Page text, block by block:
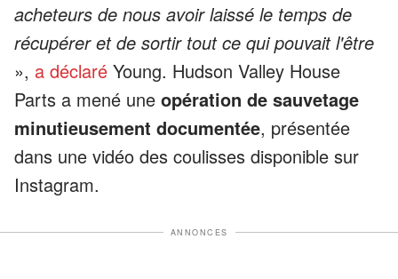
acheteurs de nous avoir laissé le temps de
récupérer et de sortir tout ce qui pouvait l'être
», a déclaré Young. Hudson Valley House
Parts a mené une opération de sauvetage
minutieusement documentée, présentée
dans une vidéo des coulisses disponible sur
Instagram.
ANNONCES